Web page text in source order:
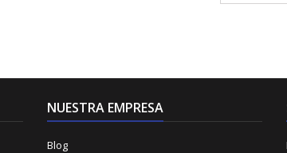
NUESTRA EMPRESA
Blog